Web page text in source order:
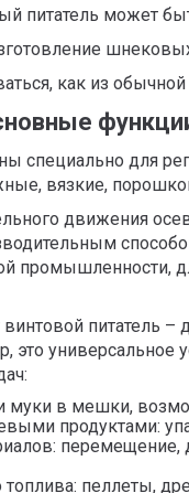
питатель может
как из
специально для
вязкие,
движения
промышленности,
питатель
универсальное
в мешки,
продуктами:
пеллеты,